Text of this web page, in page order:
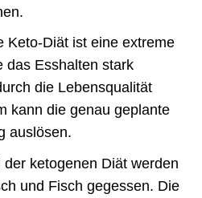
Keto-Diät ist eine extreme
das Esshalten stark
die Lebensqualität
kann die genau geplante
auslösen.
der ketogenen Diät werden
und Fisch gegessen. Die